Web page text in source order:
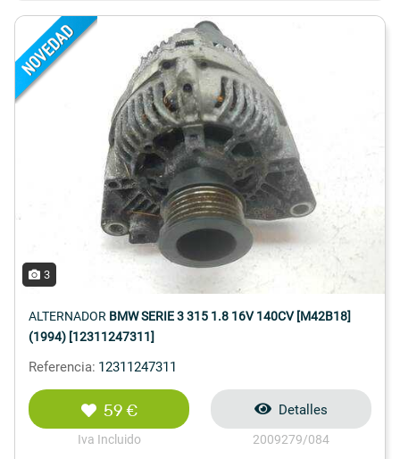
3
ALTERNADOR BMW SERIE 3 315 1.8 16V 140CV [M42B18]
(1994) [12311247311]
Referencia: 12311247311
59 €
Iva Incluido
Detalles
2009279/084